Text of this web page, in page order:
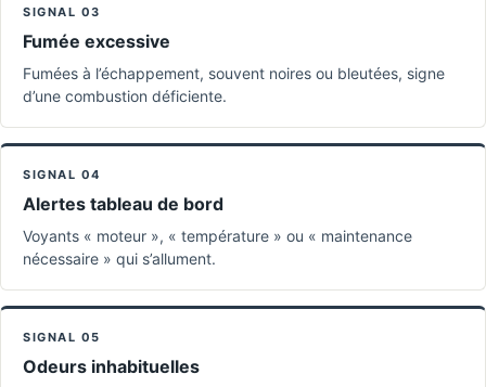
SIGNAL 03
Fumée excessive
Fumées à l’échappement, souvent noires ou bleutées, signe
d’une combustion déficiente.
SIGNAL 04
Alertes tableau de bord
Voyants « moteur », « température » ou « maintenance
nécessaire » qui s’allument.
SIGNAL 05
Odeurs inhabituelles